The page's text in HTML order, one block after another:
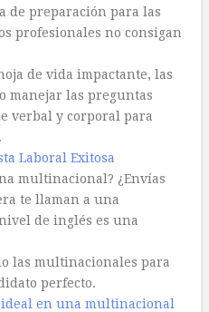
de preparación para las
profesionales no consigan
de vida impactante, las
manejar las preguntas
verbal y corporal para
Laboral Exitosa
multinacional? ¿Envías
te llaman a una
de inglés es una
las multinacionales para
perfecto.
ideal en una multinacional